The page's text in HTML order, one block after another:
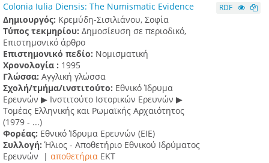
Colonia Ιulia Diensis: The Numismatic Evidence
Δημιουργός: Κρεμύδη-Σισιλιάνου, Σοφία
Τύπος τεκμηρίου: Δημοσίευση σε περιοδικό,
Επιστημονικό άρθρο
Επιστημονικό πεδίο: Νομισματική
Χρονολογία : 1995
Γλώσσα: Αγγλική γλώσσα
Σχολή/τμήμα/ινστιτούτο: Εθνικό Ίδρυμα
Ερευνών ▶ Ινστιτούτο Ιστορικών Ερευνών ▶
Τομέας Ελληνικής και Ρωμαϊκής Αρχαιότητος
(1979 - ...)
Φορέας: Εθνικό Ίδρυμα Ερευνών (ΕΙΕ)
Συλλογή:Ήλιος - Αποθετήριο Εθνικού Ιδρύματος
Ερευνών | αποθετήρια EKT
RDF